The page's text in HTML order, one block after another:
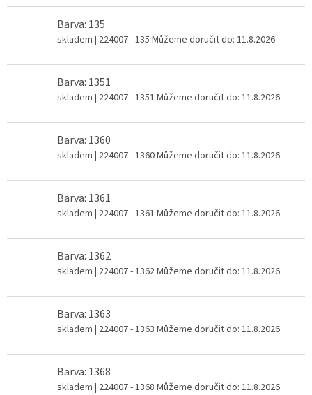
Barva: 135
skladem | 224007 - 135 Můžeme doručit do: 11.8.2026
Barva: 1351
skladem | 224007 - 1351 Můžeme doručit do: 11.8.2026
Barva: 1360
skladem | 224007 - 1360Můžeme doručit do: 11.8.2026
Barva: 1361
skladem | 224007 - 1361 Můžeme doručit do: 11.8.2026
Barva: 1362
skladem | 224007 - 1362Můžeme doručit do: 11.8.2026
Barva: 1363
skladem | 224007 - 1363 Můžeme doručit do: 11.8.2026
Barva: 1368
skladem | 224007 - 1368 Můžeme doručit do: 11.8.2026